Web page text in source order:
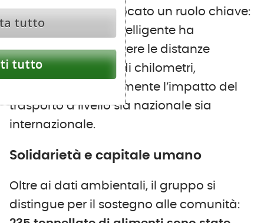
supply chainha giocato un ruolo chiave:
una logistica più intelligente ha
permesso di abbattere le distanze
percorse di milioni di chilometri,
riducendo drasticamente l’impatto del
trasporto a livello sia nazionale sia
internazionale.
Solidarietà e capitale umano
Oltre ai dati ambientali, il gruppo si
distingue per il sostegno alle comunità:
tutto
tutto